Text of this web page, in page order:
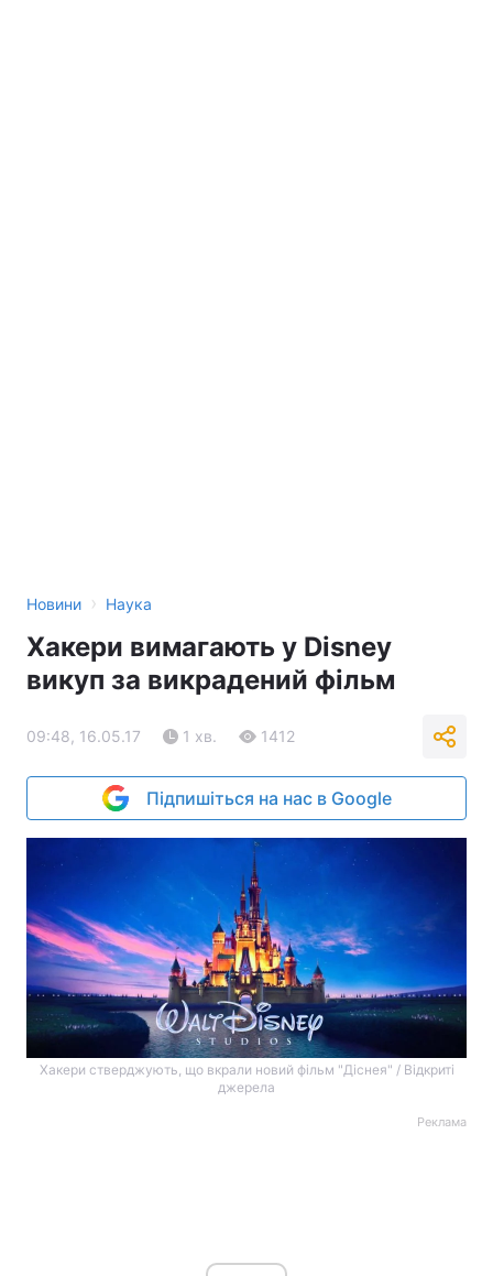
Новини › Наука
Хакери вимагають у Disney
викуп за викрадений фільм
09:48, 16.05.17 1 хв. 1412
Підпишіться на нас в Google
Хакери стверджують, що вкрали новий фільм "Діснея" / Відкриті
джерела
Реклама